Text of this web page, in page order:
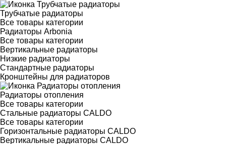
Трубчатые радиаторы
Все товары категории
Радиаторы Arbonia
Все товары категории
Вертикальные радиаторы
Низкие радиаторы
Стандартные радиаторы
Кронштейны для радиаторов
Радиаторы отопления
Все товары категории
Стальные радиаторы CALDO
Все товары категории
Горизонтальные радиаторы CALDO
Вертикальные радиаторы CALDO